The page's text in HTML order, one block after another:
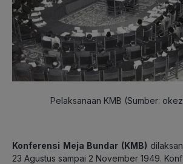
Pelaksanaan KMB (Sumber:
Konferensi Meja Bundar (KMB)
23 Agustus sampai 2 November 1949.